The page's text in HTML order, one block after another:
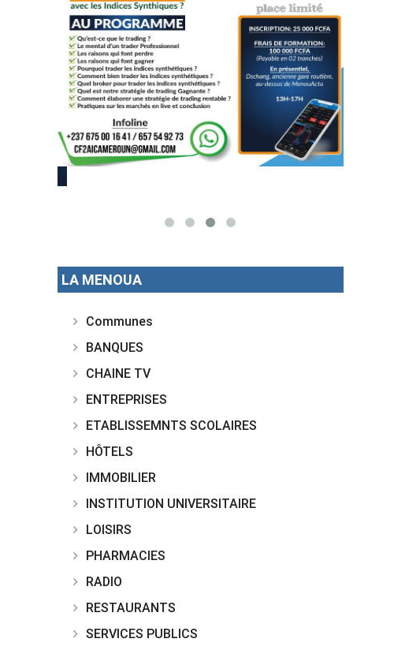
LA MENOUA
Communes
BANQUES
CHAINE TV
ENTREPRISES
ETABLISSEMNTS SCOLAIRES
HÔTELS
IMMOBILIER
INSTITUTION UNIVERSITAIRE
LOISIRS
PHARMACIES
RADIO
RESTAURANTS
SERVICES PUBLICS